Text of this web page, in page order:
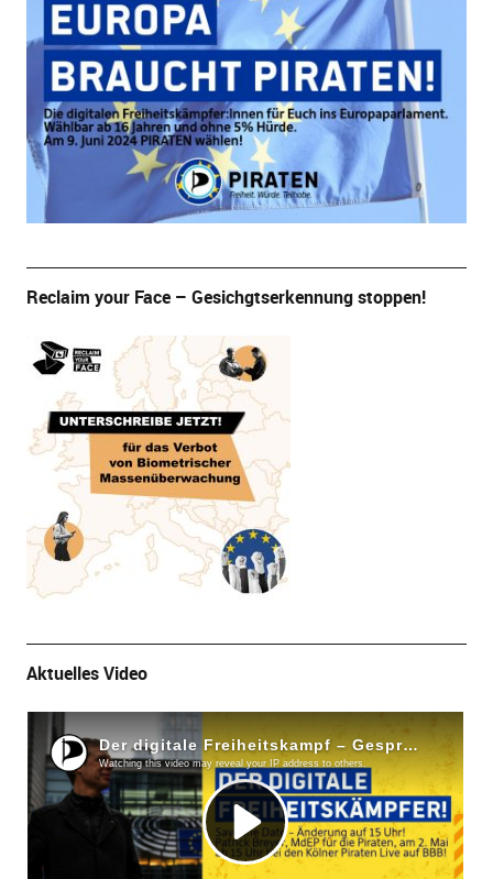
Reclaim your Face – Gesichgtserkennung stoppen!
Aktuelles Video